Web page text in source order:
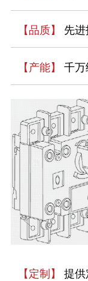
【品质】 先
【产能】 千万
【定制】 提供